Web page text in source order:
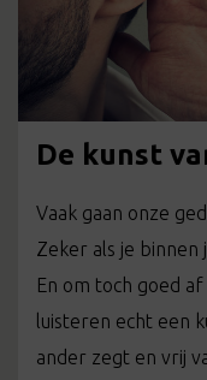
De kunst
Vaak gaan onze
Zeker als je binnen
En om toch goed
luisteren echt een
ander zegt en vrij